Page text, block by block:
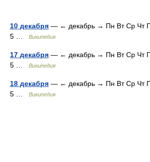
10 декабря — ← декабрь → Пн Вт Ср
5 …
Википедия
17 декабря — ← декабрь → Пн Вт Ср
5 …
Википедия
18 декабря — ← декабрь → Пн Вт Ср
5 …
Википедия